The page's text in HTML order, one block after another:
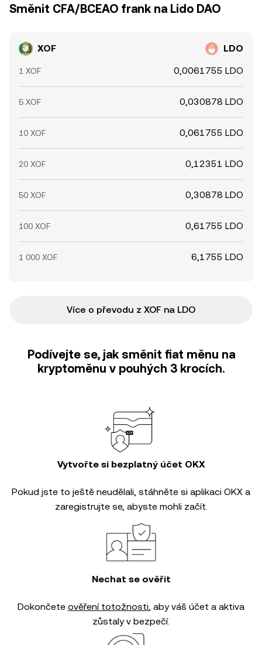
Směnit CFA/BCEAO frank na Lido DAO
XOF LDO
1 XOF 0,0061755 LDO
5 XOF 0,030878 LDO
10 XOF 0,061755 LDO
20 XOF 0,12351 LDO
50 XOF 0,30878 LDO
100 XOF 0,61755 LDO
1 000 XOF 6,1755 LDO
Více o převodu z XOF na LDO
Podívejte se, jak směnit fiat měnu na
kryptoměnu v pouhých 3 krocích.
Vytvořte si bezplatný účet OKX
Pokud jste to ještě neudělali, stáhněte si aplikaci OKX a
zaregistrujte se, abyste mohli začít.
Nechat se ověřit
Dokončete ověření totožnosti, aby váš účet a aktiva
zůstaly v bezpečí.